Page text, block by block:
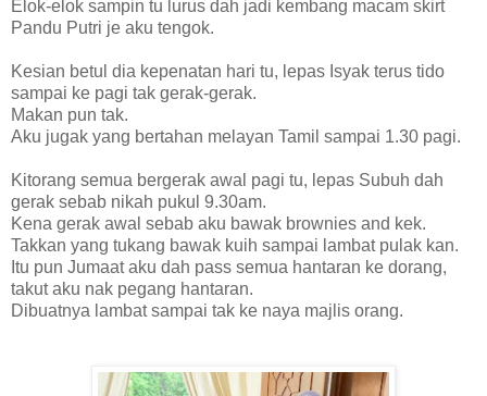
Elok-elok sampin tu lurus dah jadi kembang macam skirt
Pandu Putri je aku tengok.
Kesian betul dia kepenatan hari tu, lepas Isyak terus tido
sampai ke pagi tak gerak-gerak.
Makan pun tak.
Aku jugak yang bertahan melayan Tamil sampai 1.30 pagi.
Kitorang semua bergerak awal pagi tu, lepas Subuh dah
gerak sebab nikah pukul 9.30am.
Kena gerak awal sebab aku bawak brownies and kek.
Takkan yang tukang bawak kuih sampai lambat pulak kan.
Itu pun Jumaat aku dah pass semua hantaran ke dorang,
takut aku nak pegang hantaran.
Dibuatnya lambat sampai tak ke naya majlis orang.